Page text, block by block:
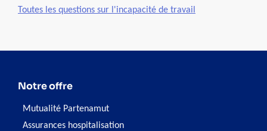
Toutes les questions sur l'incapacité de travail
Notre offre
Mutualité Partenamut
Assurances hospitalisation